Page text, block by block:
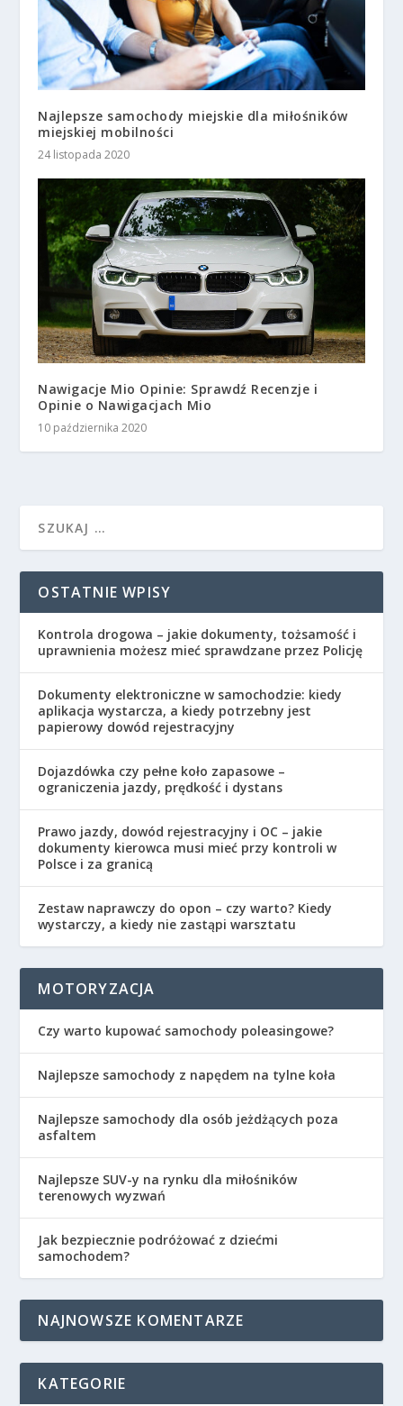
Najlepsze samochody miejskie dla miłośników
miejskiej mobilności
24 listopada 2020
Nawigacje Mio Opinie: Sprawdź Recenzje i
Opinie o Nawigacjach Mio
10 października 2020
OSTATNIE WPISY
Kontrola drogowa – jakie dokumenty, tożsamość i
uprawnienia możesz mieć sprawdzane przez Policję
Dokumenty elektroniczne w samochodzie: kiedy
aplikacja wystarcza, a kiedy potrzebny jest
papierowy dowód rejestracyjny
Dojazdówka czy pełne koło zapasowe –
ograniczenia jazdy, prędkość i dystans
Prawo jazdy, dowód rejestracyjny i OC – jakie
dokumenty kierowca musi mieć przy kontroli w
Polsce i za granicą
Zestaw naprawczy do opon – czy warto? Kiedy
wystarczy, a kiedy nie zastąpi warsztatu
MOTORYZACJA
Czy warto kupować samochody poleasingowe?
Najlepsze samochody z napędem na tylne koła
Najlepsze samochody dla osób jeżdżących poza
asfaltem
Najlepsze SUV-y na rynku dla miłośników
terenowych wyzwań
Jak bezpiecznie podróżować z dziećmi
samochodem?
NAJNOWSZE KOMENTARZE
KATEGORIE